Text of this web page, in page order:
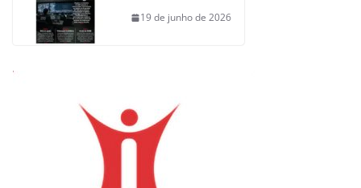
19 de junho de 2026